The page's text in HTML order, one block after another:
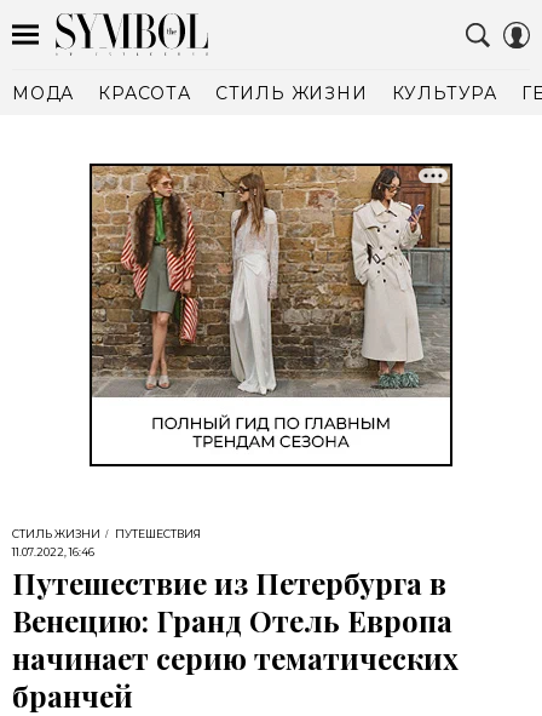
МОДА КРАСОТА СТИЛЬ ЖИЗНИ КУЛЬТУРА
СТИЛЬ ЖИЗНИ
ПУТЕШЕСТВИЯ
11.07.2022, 16:46
Путешествие из Петербурга в
Венецию: Гранд Отель Европа
начинает серию тематических
бранчей